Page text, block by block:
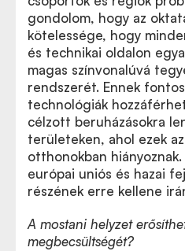
gondolom, hogy az
kötelessége, hogy
és technikai oldalon
magas színvonalúvá
rendszerét. Ennek
technológiák
célzott beruházásokra
területeken, ahol ezek
otthonokban
európai uniós és hazai
részének erre kellene
A mostani helyzet
megbecsültségét?